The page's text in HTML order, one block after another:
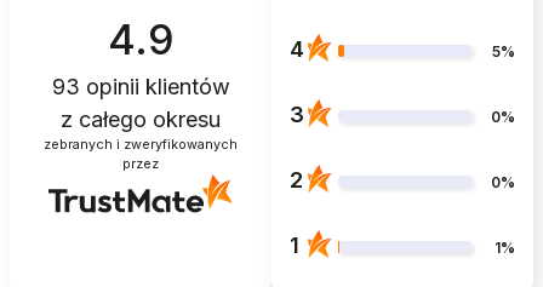
4.9
93 opinii klientów
z całego okresu
zebranych i zweryfikowanych
przez
4 5%
3 0%
2 0%
1 1%